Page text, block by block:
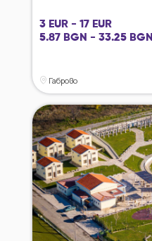
3 EUR - 17 EUR
5.87 BGN - 33.25 BGN
Габрово